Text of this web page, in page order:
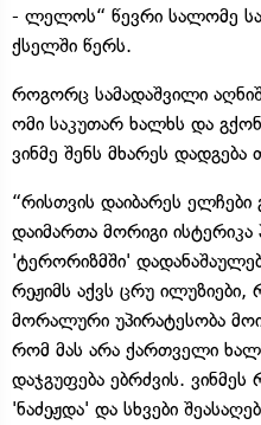
- ლელოს“ წევრი სალომე
ქსელში წერს.
როგორც სამადაშვილი
ომი საკუთარ ხალხს და
ვინმე შენს მხარეს
“რისთვის დაიბარეს
დაიმართა მორიგი ისტერიკა
'ტერორიზმში'
რეჟიმს აქვს ცრუ
მორალური უპირატესობა
რომ მას არა ქართველი
დაჯგუფება ებრძვის. ვინმეს
'ნაძეჟდა' და სხვები